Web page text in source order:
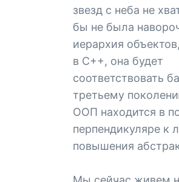
звезд с неба не
бы не была
иерархия
в С++, она будет
соответствовать
третьему
ООП находится в
перпендикуляре к
повышения